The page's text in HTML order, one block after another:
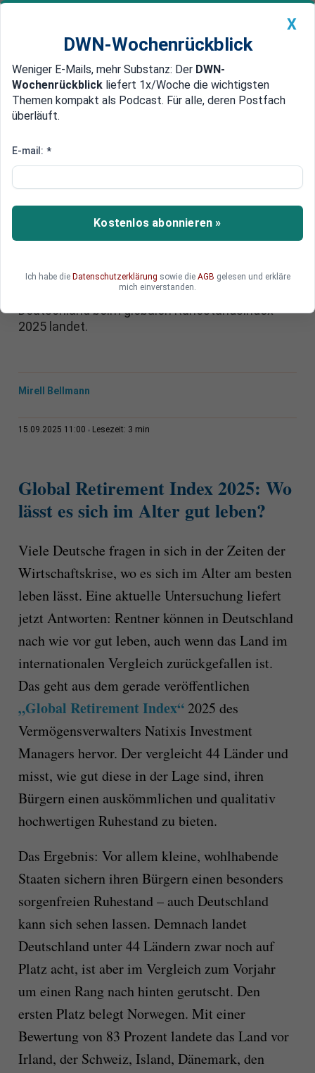
Newsticker MEIN DWN: Geldanlage Premium
Edelmetalle DWN-Magazin China
Global Retirement Index: Der
es sich im Alter gut leben lässt
Wo lässt sich der Ruhestand am besten
verbringen? Das hat der „Global Retirement
Länder die besten Bedingungen für Rentnerinnen
und Rentner bieten – und auf welchem Platz
Deutschland beim globalen Ruhestandsindex
2025 landet.
Mirell Bellmann
15.09.2025 11:00 Lesezeit: 3 min
Global Retirement Index 2025: Wo
lässt es sich im Alter gut leben?
Viele Deutsche fragen in sich in der Zeiten der
Wirtschaftskrise, wo es sich im Alter am besten
leben lässt. Eine aktuelle Untersuchung liefert
jetzt Antworten: Rentner können in Deutschland
nach wie vor gut leben, auch wenn das Land im
internationalen Vergleich zurückgefallen ist.
Das geht aus dem gerade veröffentlichen
„Global Retirement Index“2025 des
Vermögensverwalters Natixis Investment
Managers hervor. Der vergleicht 44 Länder und
misst, wie gut diese in der Lage sind, ihren
Bürgern einen auskömmlichen und qualitativ
hochwertigen Ruhestand zu bieten.
Das Ergebnis: Vor allem kleine, wohlhabende
Staaten sichern ihren Bürgern einen besonders
sorgenfreien Ruhestand – auch Deutschland
kann sich sehen lassen. Demnach landet
Deutschland unter 44 Ländern zwar noch auf
Platz acht, ist aber im Vergleich zum Vorjahr
um einen Rang nach hinten gerutscht. Den
ersten Platz belegt Norwegen. Mit einer
Bewertung von 83 Prozent landete das Land vor
Irland, der Schweiz, Island, Dänemark, den
X
DWN-Wochenrückblick
Weniger E-Mails, mehr Substanz: Der DWN-
Wochenrückblick liefert 1x/Woche die wichtigsten
Themen kompakt als Podcast. Für alle, deren Postfach
überläuft.
E-mail: *
Kostenlos abonnieren »
Ich habe die Datenschutzerklärung sowie die AGB gelesen und erkläre
mich einverstanden.